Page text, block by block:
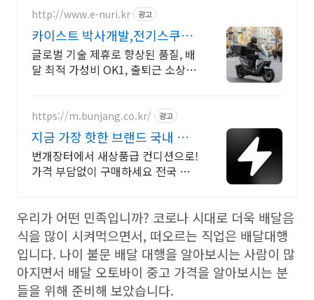
http://www.e-nuri.kr 광고
카이스트 박사개발,전기스쿠터
이누리 VOLT
글로벌 기술 제휴로 향상된 품질, 배
달 최적 가성비 OK1, 출퇴근 소상공
https://m.bunjang.co.kr/ 광고
지금 가장 핫한 브랜드 국내 최
대 브랜드 중고거래
번개장터에서 새상품급 컨디션으로!
가격 부담없이 구매하세요 전국 각
드
우리가 어떤 민족입니까? 코로나 시대로 더욱 배달음
식을 많이 시켜먹으면서, 떠오르는 직업은 배달대행
입니다. 나이 불문 배달 대행을 알아보시는 사람이 많
아지면서 배달 오토바이 중고 가격을 알아보시는 분
들을 위해 준비해 보았습니다.